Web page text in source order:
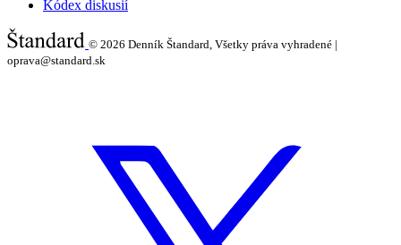
Kódex diskusií
© 2026 Denník Štandard, Všetky práva vyhradené |
oprava@standard.sk